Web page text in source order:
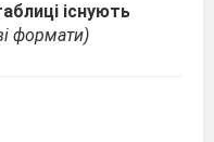
існують
формати)